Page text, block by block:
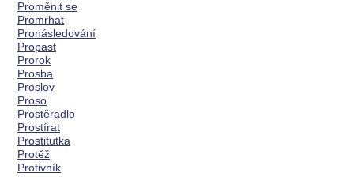
Proměnit se
Promrhat
Pronásledování
Propast
Prorok
Prosba
Proslov
Proso
Prostěradlo
Prostírat
Prostitutka
Protěž
Protivník